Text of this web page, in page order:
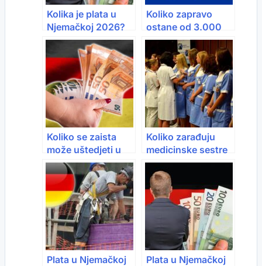
Kolika je plata u
Njemačkoj 2026?
Evo koliko
radnicima zaista
ostane na kraju
mjeseca
Koliko zapravo
ostane od 3.000
eura plate u
Njemačkoj?
Računica koja sve
iznenadi
Koliko se zaista
može uštedjeti u
Njemačkoj 2026 –
realne brojke
Koliko zarađuju
medicinske sestre
u Njemačkoj 2026:
Plata ide i preko
3.800 €
Plata u Njemačkoj
Plata u Njemačkoj